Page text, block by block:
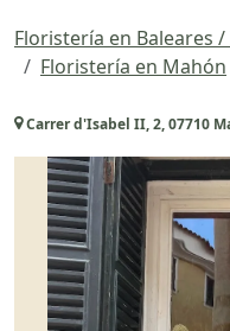
Floristería en Baleares /
Floristería en Mahón
Carrer d'Isabel II, 2, 07710